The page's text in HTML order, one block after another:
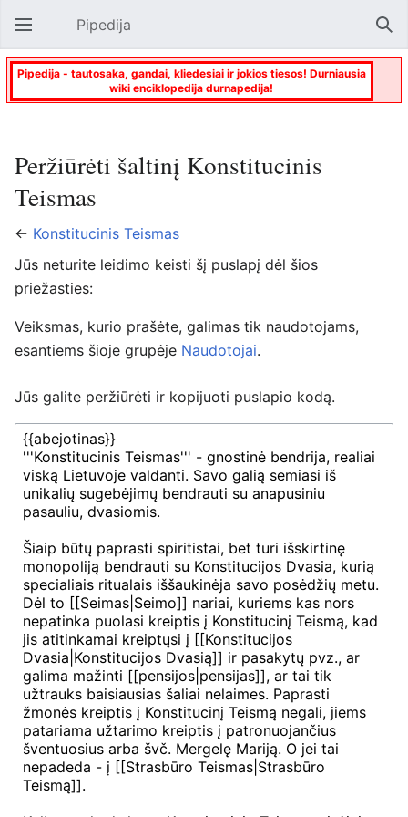
Atverti pagrindinį meniu Pipedija
Pipedija - tautosaka, gandai, kliedesiai ir jokios tiesos! Durniausia
wiki enciklopedija durnapedija!
Peržiūrėti šaltinį Konstitucinis
Teismas
← Konstitucinis Teismas
Jūs neturite leidimo keisti šį puslapį dėl šios
priežasties:
Veiksmas, kurio prašėte, galimas tik naudotojams,
esantiems šioje grupėje Naudotojai.
Jūs galite peržiūrėti ir kopijuoti puslapio kodą.